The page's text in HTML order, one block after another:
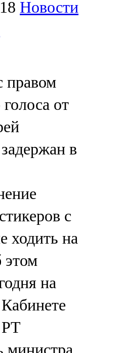
Новости
от
в
с
ходить на
на